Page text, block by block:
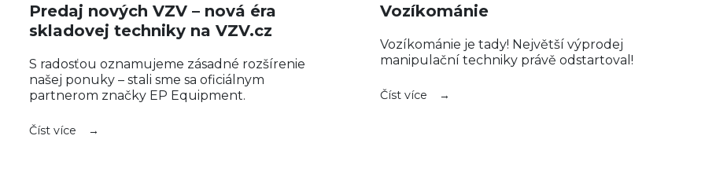
Predaj nových VZV – nová éra
skladovej techniky na VZV.cz
S radosťou oznamujeme zásadné rozšírenie
našej ponuky – stali sme sa oficiálnym
partnerom značky EP Equipment.
Číst více
Vozíkománie
Vozíkománie je tady! Největší výprodej
manipulační techniky právě odstartoval!
Číst více